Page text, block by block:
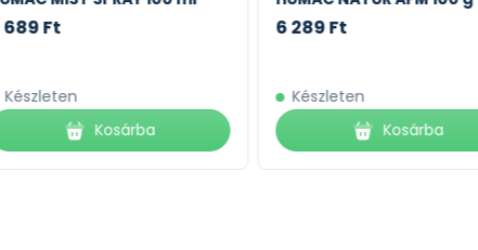
689 Ft
Készleten
Kosárba
6 289 Ft
Készleten
Kosárba